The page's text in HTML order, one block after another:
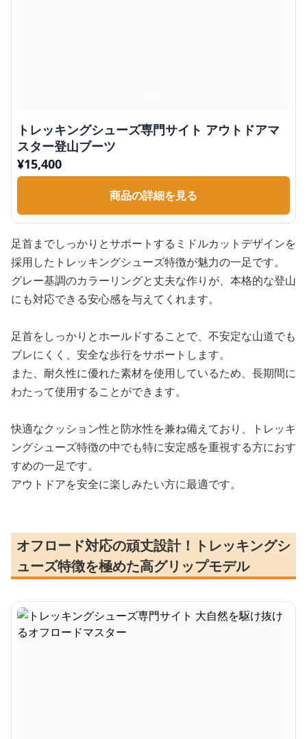
トレッキングシューズ専門サイト アウトドアマ
スター登山ブーツ
¥15,400
商品の詳細を見る
足首までしっかりとサポートするミドルカットデザインを
採用したトレッキングシューズ特徴が魅力の一足です。
グレー基調のカラーリングと丈夫な作りが、本格的な登山
にも対応できる安心感を与えてくれます。
足首をしっかりとホールドすることで、不安定な山道でも
ブレにくく、安全な歩行をサポートします。
また、耐久性に優れた素材を使用しているため、長期間に
わたって使用することができます。
快適なクッション性と防水性を兼ね備えており、トレッキ
ングシューズ特徴の中でも特に安定感を重視する方におす
すめの一足です。
アウトドアを安全に楽しみたい方に最適です。
オフロード対応の頑丈設計！トレッキングシ
ューズ特徴を極めた高グリップモデル